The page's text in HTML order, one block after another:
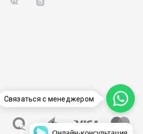
Связаться с менеджером